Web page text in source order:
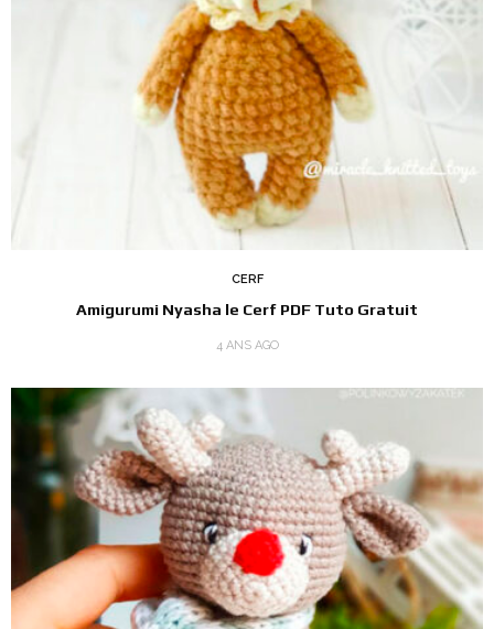
CERF
Amigurumi Nyasha le Cerf PDF Tuto Gratuit
4 ANS AGO